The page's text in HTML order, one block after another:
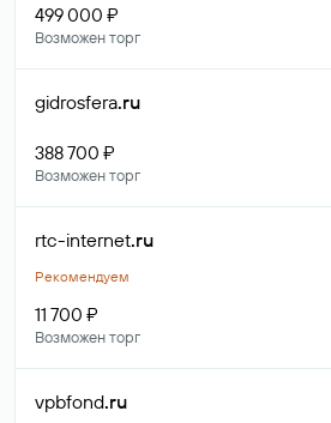
499 000 ₽
Возможен торг
gidrosfera.ru
388 700 ₽
Возможен торг
rtc-internet.ru
Рекомендуем
11 700 ₽
Возможен торг
vpbfond.ru